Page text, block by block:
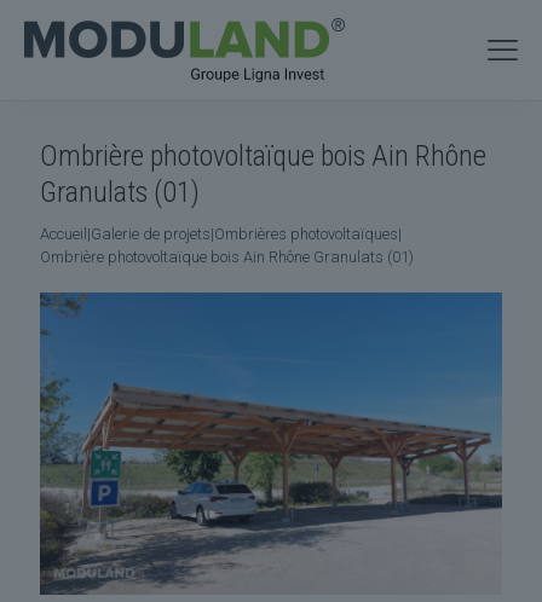
Ombrière photovoltaïque bois Ain Rhône
Granulats (01)
Accueil|Galerie de projets|Ombrières photovoltaïques|
Ombrière photovoltaïque bois Ain Rhône Granulats (01)